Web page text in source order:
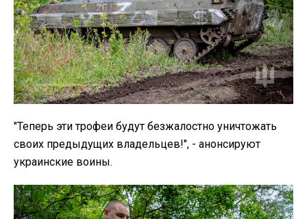
"Теперь эти трофеи будут безжалостно уничтожать
своих предыдущих владельцев!", - анонсируют
украинские воины.